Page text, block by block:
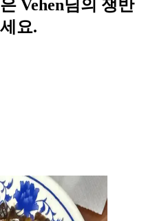
Vehen님의 쟁반
요.